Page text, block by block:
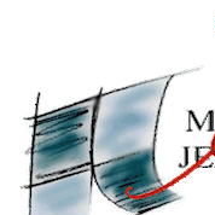
non
identifié